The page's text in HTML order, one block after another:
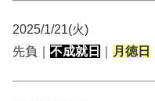
2025/1/21(火)
先負｜ 不成就日 月徳日